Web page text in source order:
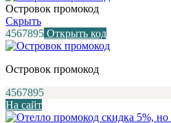
Островок промокод
Скрыть
4567895 Открыть код
Островок промокод
4567895
На сайт